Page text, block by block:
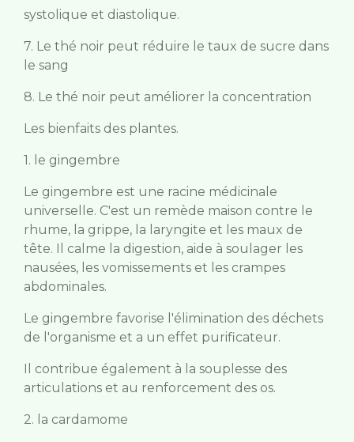
systolique et diastolique.
7. Le thé noir peut réduire le taux de sucre dans
le sang
8. Le thé noir peut améliorer la concentration
Les bienfaits des plantes.
1. le gingembre
Le gingembre est une racine médicinale
universelle. C'est un remède maison contre le
rhume, la grippe, la laryngite et les maux de
tête. Il calme la digestion, aide à soulager les
nausées, les vomissements et les crampes
abdominales.
Le gingembre favorise l'élimination des déchets
de l'organisme et a un effet purificateur.
Il contribue également à la souplesse des
articulations et au renforcement des os.
2. la cardamome